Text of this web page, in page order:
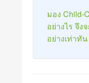
มอง Child-
อย่างไร จึง
อย่างเท่าทัน